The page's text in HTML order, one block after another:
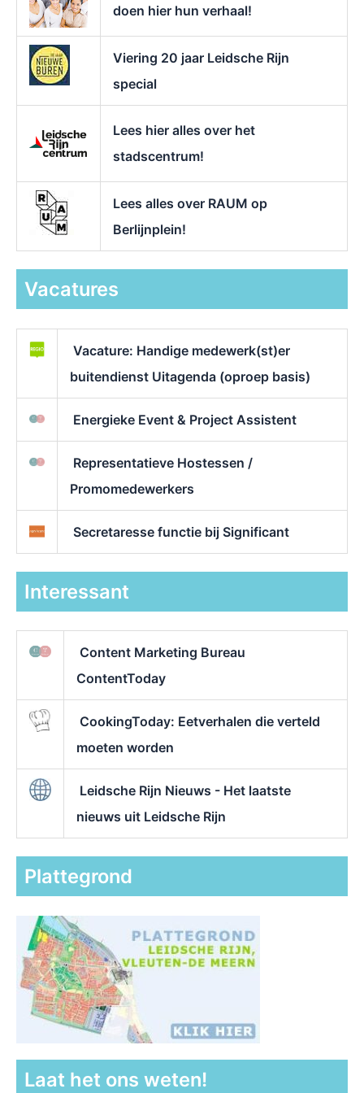
doen hier hun verhaal!
Viering 20 jaar Leidsche Rijn
special
Lees hier alles over het
stadscentrum!
Lees alles over RAUM op
Berlijnplein!
Vacatures
Vacature: Handige medewerk(st)er
buitendienst Uitagenda (oproep basis)
Energieke Event & Project Assistent
Representatieve Hostessen /
Promomedewerkers
Secretaresse functie bij Significant
Interessant
Content Marketing Bureau
ContentToday
CookingToday: Eetverhalen die verteld
moeten worden
Leidsche Rijn Nieuws - Het laatste
nieuws uit Leidsche Rijn
Plattegrond
Laat het ons weten!